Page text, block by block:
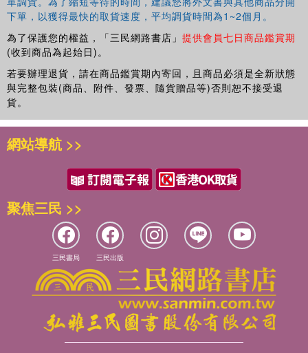
下單，以獲得最快的取貨速度，平均調貨時間為1~2個月。
為了保護您的權益，「三民網路書店」 提供會員七日商品鑑賞期
(收到商品為起始日)。
若要辦理退貨，請在商品鑑賞期內寄回，且商品必須是全新狀態
與完整包裝(商品、附件、發票、隨貨贈品等)否則恕不接受退
貨。
網站導航 >>
聚焦三民 >>
三民書局 三民出版